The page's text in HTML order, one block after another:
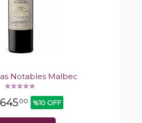
Notables Malbec
00 %10 OFF